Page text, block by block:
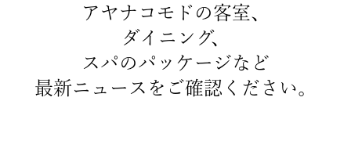
アヤナコモドの客室、
ダイニング、
スパのパッケージなど
最新ニュースをご確認ください。